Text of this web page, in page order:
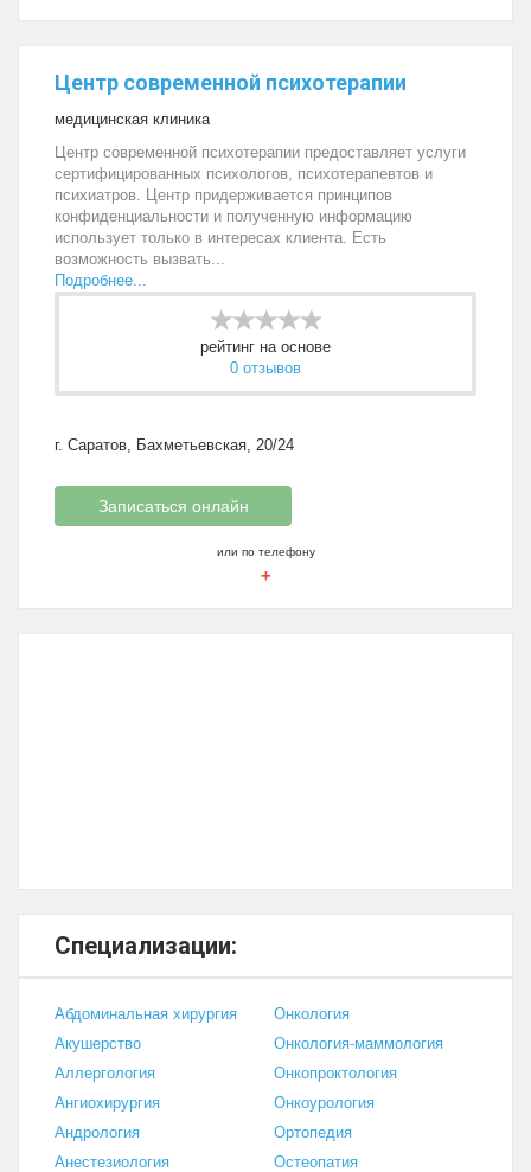
Центр современной психотерапии
медицинская клиника
Центр современной психотерапии предоставляет услуги
сертифицированных психологов, психотерапевтов и
психиатров. Центр придерживается принципов
конфиденциальности и полученную информацию
использует только в интересах клиента. Есть
возможность вызвать...
Подробнее...
рейтинг на основе
0 отзывов
г. Саратов, Бахметьевская, 20/24
Записаться онлайн
или по телефону
+
Специализации:
Абдоминальная хирургия
Акушерство
Аллергология
Ангиохирургия
Андрология
Анестезиология
Онкология
Онкология-маммология
Онкопроктология
Онкоурология
Ортопедия
Остеопатия